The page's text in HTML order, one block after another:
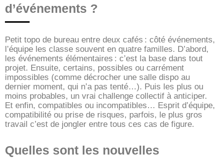
d’événements ?
Petit topo de bureau entre deux cafés : côté événements,
l’équipe les classe souvent en quatre familles. D’abord,
les événements élémentaires : c’est la base dans tout
projet. Ensuite, certains, possibles ou carrément
impossibles (comme décrocher une salle dispo au
dernier moment, qui n’a pas tenté…). Puis les plus ou
moins probables, un vrai challenge collectif à anticiper.
Et enfin, compatibles ou incompatibles… Esprit d’équipe,
compatibilité ou prise de risques, parfois, le plus gros
travail c’est de jongler entre tous ces cas de figure.
Quelles sont les nouvelles